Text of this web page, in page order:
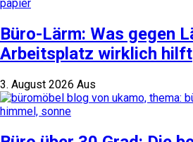
Büro-Lärm: Was gegen
Arbeitsplatz wirklich hilft
3. August 2026 Aus